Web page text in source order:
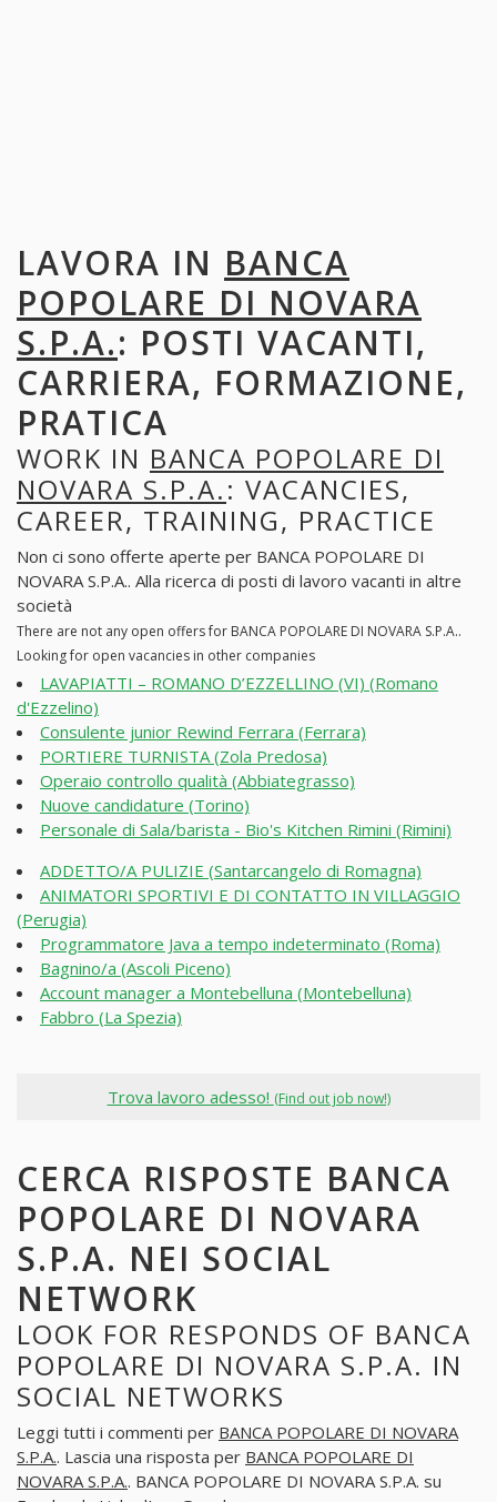
LAVORA IN BANCA
POPOLARE DI NOVARA
S.P.A.: POSTI VACANTI,
CARRIERA, FORMAZIONE,
PRATICA
WORK IN BANCA POPOLARE DI
NOVARA S.P.A.: VACANCIES,
CAREER, TRAINING, PRACTICE
Non ci sono offerte aperte per BANCA POPOLARE DI
NOVARA S.P.A.. Alla ricerca di posti di lavoro vacanti in altre
società
There are not any open offers for BANCA POPOLARE DI NOVARA S.P.A..
Looking for open vacancies in other companies
LAVAPIATTI – ROMANO D’EZZELLINO (VI) (Romano
d'Ezzelino)
Consulente junior Rewind Ferrara (Ferrara)
PORTIERE TURNISTA (Zola Predosa)
Operaio controllo qualità (Abbiategrasso)
Nuove candidature (Torino)
Personale di Sala/barista - Bio's Kitchen Rimini (Rimini)
ADDETTO/A PULIZIE (Santarcangelo di Romagna)
ANIMATORI SPORTIVI E DI CONTATTO IN VILLAGGIO
(Perugia)
Programmatore Java a tempo indeterminato (Roma)
Bagnino/a (Ascoli Piceno)
Account manager a Montebelluna (Montebelluna)
Fabbro (La Spezia)
Trova lavoro adesso! (Find out job now!)
CERCA RISPOSTE BANCA
POPOLARE DI NOVARA
S.P.A. NEI SOCIAL
NETWORK
LOOK FOR RESPONDS OF BANCA
POPOLARE DI NOVARA S.P.A. IN
SOCIAL NETWORKS
Leggi tutti i commenti per BANCA POPOLARE DI NOVARA
S.P.A.. Lascia una risposta per BANCA POPOLARE DI
NOVARA S.P.A.. BANCA POPOLARE DI NOVARA S.P.A. su